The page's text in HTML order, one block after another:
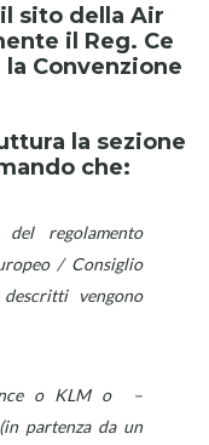
sito della Air
il Reg. Ce
Convenzione
la sezione
che:
regolamento
/ Consiglio
vengono
o KLM o –
partenza da un